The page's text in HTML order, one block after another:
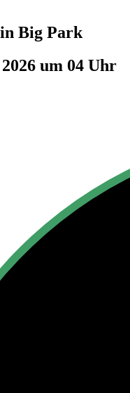
Big Park
um 04 Uhr